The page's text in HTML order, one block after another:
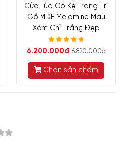
Cửa Lùa Có Kệ Trang Trí
Gỗ MDF Melamine Màu
Xám Chỉ Trắng Đẹp
6.200.000đ 6.820.000đ
Chọn sản phẩm